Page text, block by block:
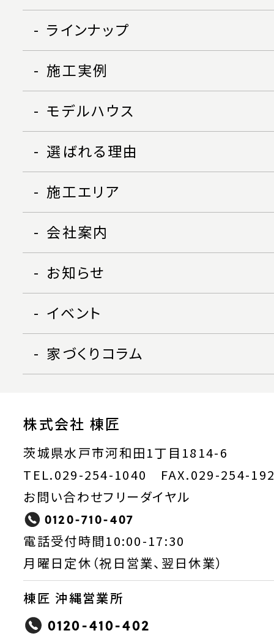
ラインナップ
施工実例
モデルハウス
選ばれる理由
施工エリア
会社案内
お知らせ
イベント
家づくりコラム
株式会社 棟匠
茨城県水戸市河和田1丁目1814-6
TEL.029-254-1040 FAX.029-254-
お問い合わせフリーダイヤル
0120-710-407
電話受付時間10:00-17:30
月曜日定休（祝日営業、翌日休業）
棟匠 沖縄営業所
0120-410-402